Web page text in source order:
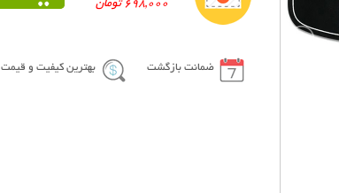
698,000 تومان
ضمانت بازگشت بهترین کیفیت و قیمت